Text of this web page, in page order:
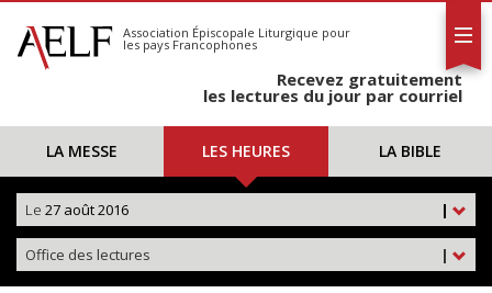
S'abonner
Calendrier
Association Épiscopale Liturgique pour
les pays Francophones
Recevez gratuitement
les lectures du jour par courriel
LA MESSE LES HEURES LA BIBLE
|
Le 27 août 2016
|
Office des lectures